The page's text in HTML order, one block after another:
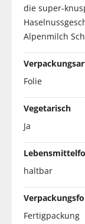
die super-
Alpenmilch
Folie
Vegetarisch
Ja
haltbar
Fertigpackung